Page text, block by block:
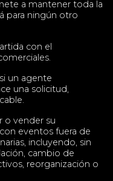
a mantener toda la
para ningún otro
con el
un agente
una solicitud,
o vender su
eventos fuera de
incluyendo, sin
cambio de
reorganización o